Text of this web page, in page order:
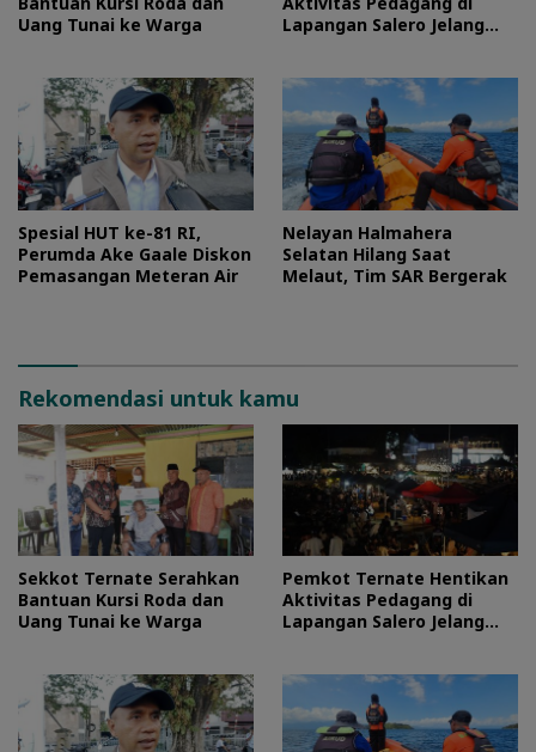
Uang Tunai ke Warga
Lapangan Salero Jelang
Spesial HUT ke-81 RI,
Perumda Ake Gaale Diskon
Pemasangan Meteran Air
Nelayan Halmahera
Selatan Hilang Saat
Melaut, Tim SAR Bergerak
Rekomendasi untuk kamu
Sekkot Ternate Serahkan
Bantuan Kursi Roda dan
Uang Tunai ke Warga
Pemkot Ternate Hentikan
Aktivitas Pedagang di
Lapangan Salero Jelang